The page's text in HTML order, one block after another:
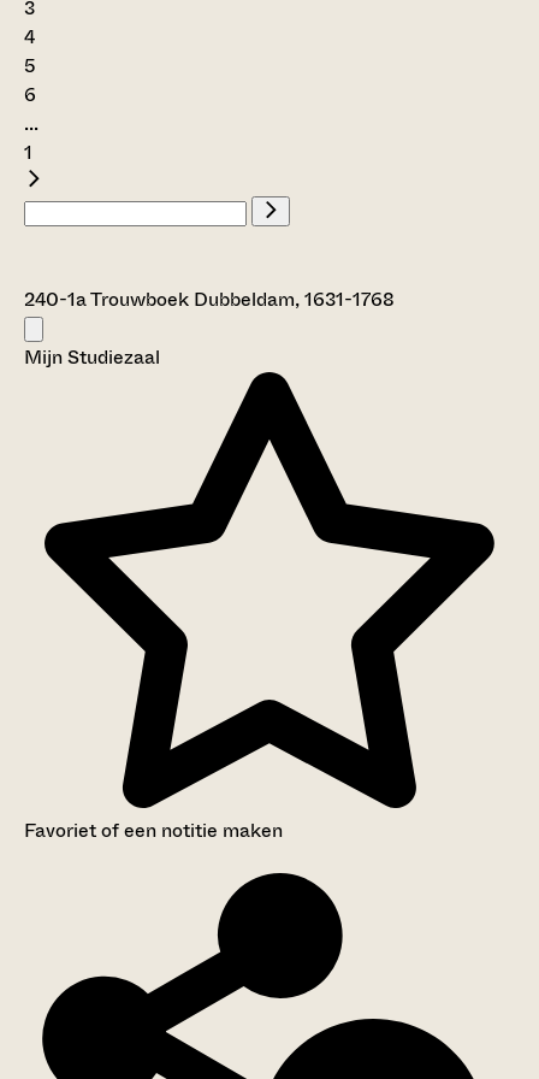
3
4
5
6
...
1
240-1a Trouwboek Dubbeldam, 1631-1768
Mijn Studiezaal
Favoriet of een notitie maken